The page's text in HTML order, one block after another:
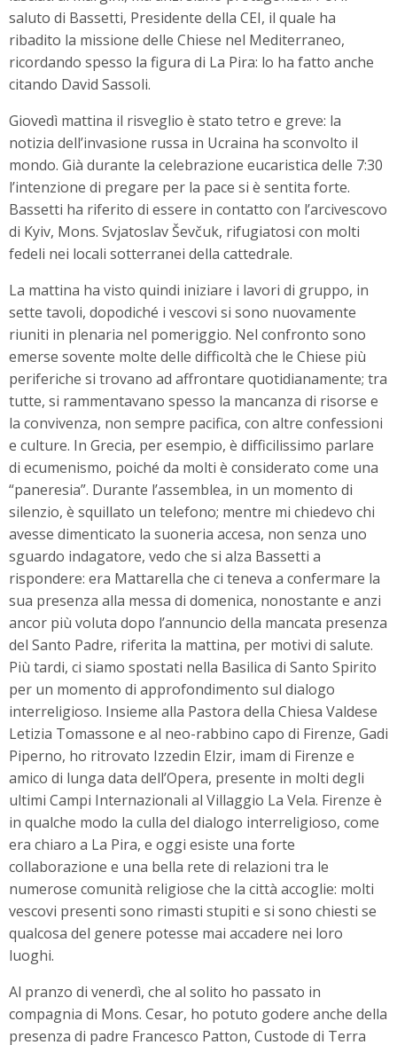
saluto di Bassetti, Presidente della CEI, il quale ha
ribadito la missione delle Chiese nel Mediterraneo,
ricordando spesso la figura di La Pira: lo ha fatto anche
citando David Sassoli.
Giovedì mattina il risveglio è stato tetro e greve: la
notizia dell’invasione russa in Ucraina ha sconvolto il
mondo. Già durante la celebrazione eucaristica delle 7:30
l’intenzione di pregare per la pace si è sentita forte.
Bassetti ha riferito di essere in contatto con l’arcivescovo
di Kyiv, Mons. Svjatoslav Ševčuk, rifugiatosi con molti
fedeli nei locali sotterranei della cattedrale.
La mattina ha visto quindi iniziare i lavori di gruppo, in
sette tavoli, dopodiché i vescovi si sono nuovamente
riuniti in plenaria nel pomeriggio. Nel confronto sono
emerse sovente molte delle difficoltà che le Chiese più
periferiche si trovano ad affrontare quotidianamente; tra
tutte, si rammentavano spesso la mancanza di risorse e
la convivenza, non sempre pacifica, con altre confessioni
e culture. In Grecia, per esempio, è difficilissimo parlare
di ecumenismo, poiché da molti è considerato come una
“paneresia”. Durante l’assemblea, in un momento di
silenzio, è squillato un telefono; mentre mi chiedevo chi
avesse dimenticato la suoneria accesa, non senza uno
sguardo indagatore, vedo che si alza Bassetti a
rispondere: era Mattarella che ci teneva a confermare la
sua presenza alla messa di domenica, nonostante e anzi
ancor più voluta dopo l’annuncio della mancata presenza
del Santo Padre, riferita la mattina, per motivi di salute.
Più tardi, ci siamo spostati nella Basilica di Santo Spirito
per un momento di approfondimento sul dialogo
interreligioso. Insieme alla Pastora della Chiesa Valdese
Letizia Tomassone e al neo-rabbino capo di Firenze, Gadi
Piperno, ho ritrovato Izzedin Elzir, imam di Firenze e
amico di lunga data dell’Opera, presente in molti degli
ultimi Campi Internazionali al Villaggio La Vela. Firenze è
in qualche modo la culla del dialogo interreligioso, come
era chiaro a La Pira, e oggi esiste una forte
collaborazione e una bella rete di relazioni tra le
numerose comunità religiose che la città accoglie: molti
vescovi presenti sono rimasti stupiti e si sono chiesti se
qualcosa del genere potesse mai accadere nei loro
luoghi.
Al pranzo di venerdì, che al solito ho passato in
compagnia di Mons. Cesar, ho potuto godere anche della
presenza di padre Francesco Patton, Custode di Terra